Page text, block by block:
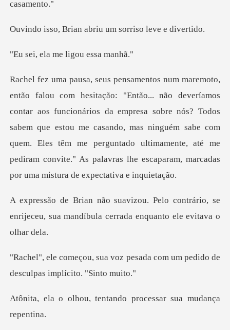
n abriu um sorriso
a me ligou
ncionários da empresa sobre nós? Todos
sabem que estou me casando, mas ninguém sabe com
quem. Eles têm me perguntado u
contrário, se
enrijeceu, sua mandíbula c
pesada com um pedido de
descu
tentando processar s